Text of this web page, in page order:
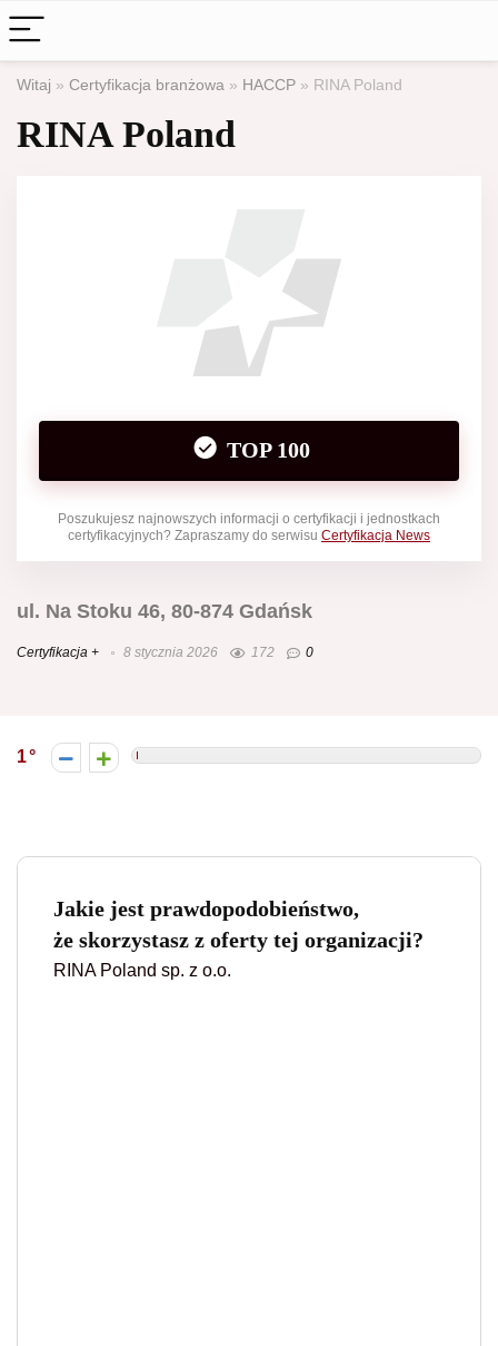
Witaj » Certyfikacja branżowa » HACCP » RINA Poland
RINA Poland
TOP 100
Poszukujesz najnowszych informacji o certyfikacji i jednostkach
certyfikacyjnych? Zapraszamy do serwisu Certyfikacja News
ul. Na Stoku 46, 80-874 Gdańsk
Certyfikacja + 8 stycznia 2026 172 0
1
Jakie jest prawdopodobieństwo,
że skorzystasz z oferty tej organizacji?
RINA Poland sp. z o.o.